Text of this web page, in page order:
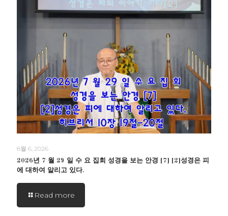
8월 6, 2026
2026년 7 월 29 일 수 요 집회 성경을 보는 안경 [7] [2]성경은 피
에 대하여 알리고 있다.
Read more